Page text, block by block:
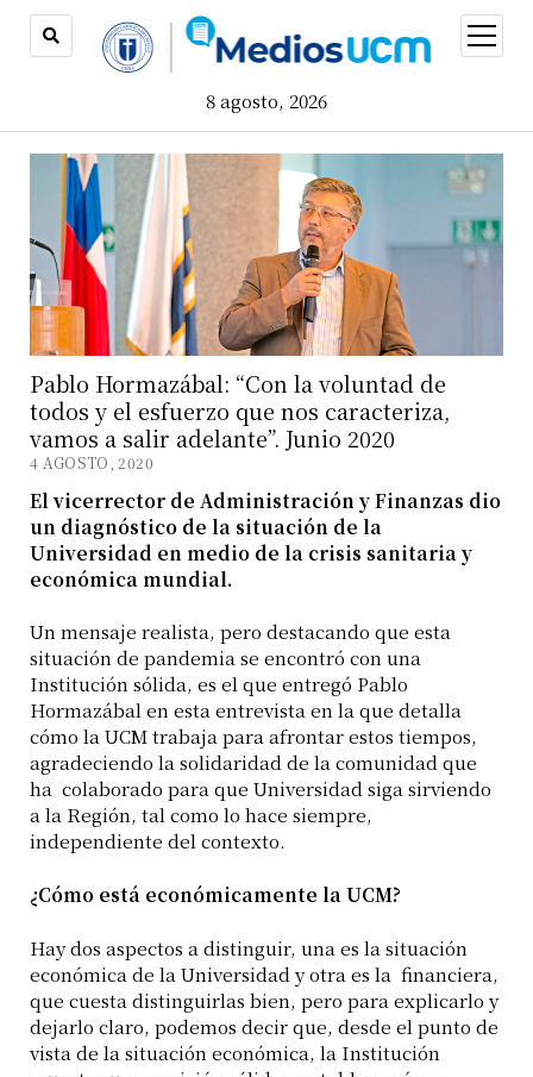
8 agosto, 2026
open
menu
Pablo Hormazábal: “Con la voluntad de
todos y el esfuerzo que nos caracteriza,
vamos a salir adelante”. Junio 2020
4 AGOSTO, 2020
El vicerrector de Administración y Finanzas dio
un diagnóstico de la situación de la
Universidad en medio de la crisis sanitaria y
económica mundial.
Un mensaje realista, pero destacando que esta
situación de pandemia se encontró con una
Institución sólida, es el que entregó Pablo
Hormazábal en esta entrevista en la que detalla
cómo la UCM trabaja para afrontar estos tiempos,
agradeciendo la solidaridad de la comunidad que
ha colaborado para que Universidad siga sirviendo
a la Región, tal como lo hace siempre,
independiente del contexto.
¿Cómo está económicamente la UCM?
Hay dos aspectos a distinguir, una es la situación
económica de la Universidad y otra es la financiera,
que cuesta distinguirlas bien, pero para explicarlo y
dejarlo claro, podemos decir que, desde el punto de
vista de la situación económica, la Institución